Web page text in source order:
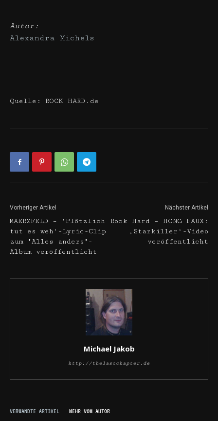
Autor:
Alexandra Michels
Quelle: ROCK HARD.de
Vorheriger Artikel
MAERZFELD – 'Plötzlich
tut es weh'-Lyric-Clip
zum "Alles anders"-
Album veröffentlicht
Nächster Artikel
Rock Hard – HONG FAUX:
‚Starkiller‘-Video
veröffentlicht
Michael Jakob
http://thelastchapter.de
VERWANDTE ARTIKEL MEHR VOM AUTOR